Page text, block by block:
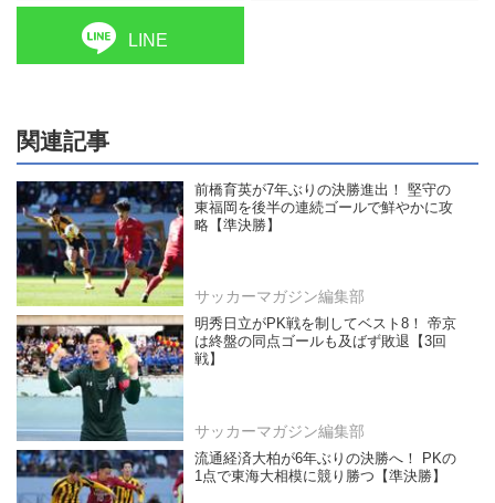
LINE
関連記事
前橋育英が7年ぶりの決勝進出！ 堅守の
東福岡を後半の連続ゴールで鮮やかに攻
略【準決勝】
サッカーマガジン編集部
明秀日立がPK戦を制してベスト8！ 帝京
は終盤の同点ゴールも及ばず敗退【3回
戦】
サッカーマガジン編集部
流通経済大柏が6年ぶりの決勝へ！ PKの
1点で東海大相模に競り勝つ【準決勝】